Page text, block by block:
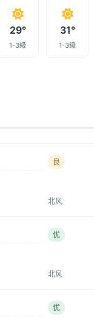
29°
1-3级
31°
1-3级
良
北风
优
北风
优